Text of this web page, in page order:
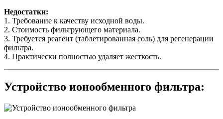
Недостатки:
1. Требование к качеству исходной воды.
2. Стоимость фильтрующего материала.
3. Требуется реагент (таблетированная соль) для регенерации
фильтра.
4. Практически полностью удаляет жесткость.
Устройство ионообменного фильтра: